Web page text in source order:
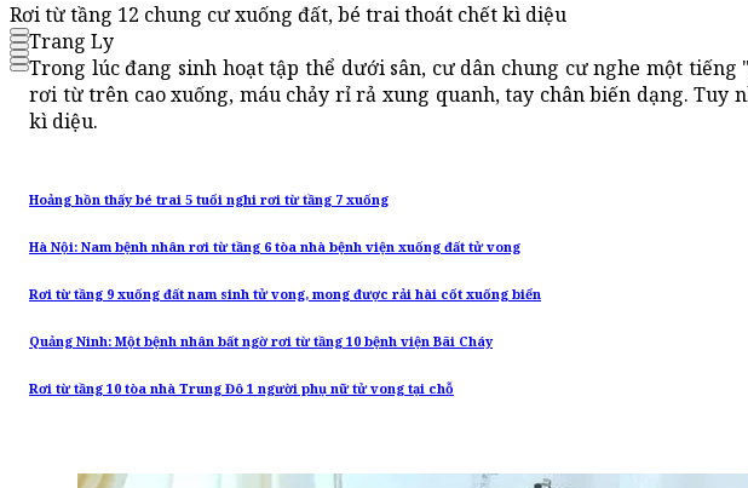
Rơi từ tầng 12 chung cư xuống đất, bé trai thoát chết kì diệu
Trang Ly
Trong lúc đang sinh hoạt tập thể dưới sân, cư dân chung cư nghe một
rơi từ trên cao xuống, máu chảy rỉ rả xung quanh, tay chân biến dạng. Tuy
kì diệu.
Hoảng hồn thấy bé trai 5 tuổi nghi rơi từ tầng 7 xuống
Hà Nội: Nam bệnh nhân rơi từ tầng 6 tòa nhà bệnh viện xuống đất tử vong
Rơi từ tầng 9 xuống đất nam sinh tử vong, mong được rải hài cốt xuống biển
Quảng Ninh: Một bệnh nhân bất ngờ rơi từ tầng 10 bệnh viện Bãi Cháy
Rơi từ tầng 10 tòa nhà Trung Đô 1 người phụ nữ tử vong tại chỗ